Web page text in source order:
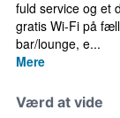
fuld service og et
gratis Wi-Fi på
bar/lounge, e...
Mere
Værd at vide